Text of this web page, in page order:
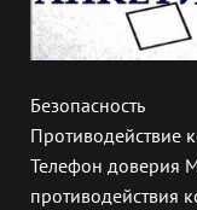
Безопасность
Противодействие
Телефон доверия
противодействия